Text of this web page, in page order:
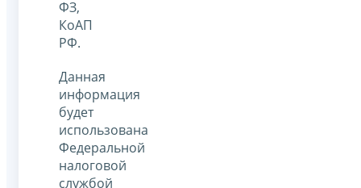
ФЗ,
КоАП
РФ.
Данная
информация
будет
использована
Федеральной
налоговой
службой